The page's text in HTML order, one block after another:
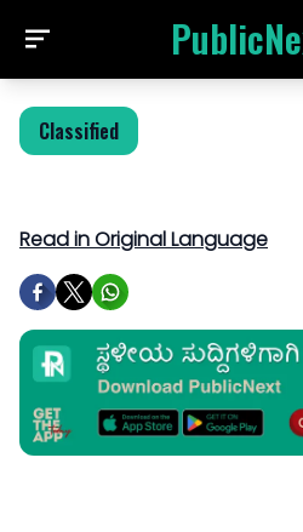
Classified
Read in Original Language